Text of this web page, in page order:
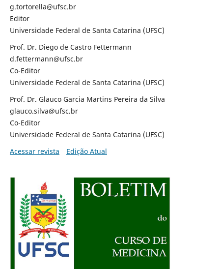
g.tortorella@ufsc.br
Editor
Universidade Federal de Santa Catarina (UFSC)
Prof. Dr. Diego de Castro Fettermann
d.fettermann@ufsc.br
Co-Editor
Universidade Federal de Santa Catarina (UFSC)
Prof. Dr. Glauco Garcia Martins Pereira da Silva
glauco.silva@ufsc.br
Co-Editor
Universidade Federal de Santa Catarina (UFSC)
Acessar revista
Edição Atual